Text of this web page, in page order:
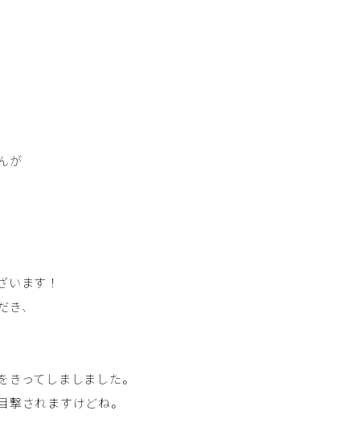
が
います！
、
ってしましました。
されますけどね。